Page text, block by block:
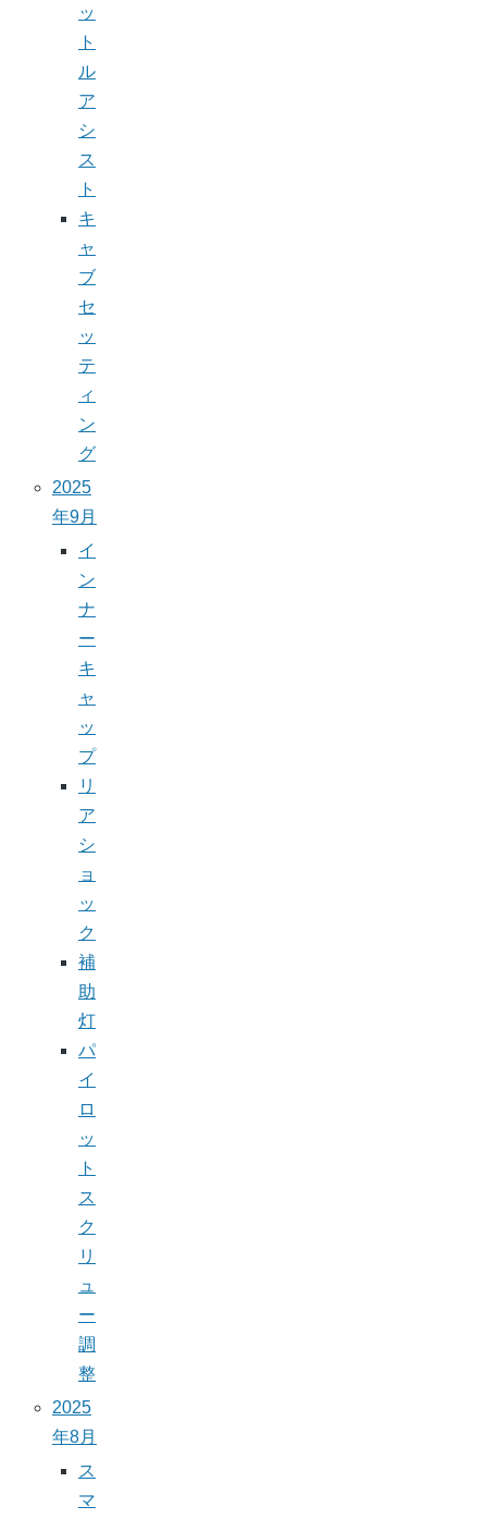
ッ
ト
ル
ア
シ
ス
ト
キ
ャ
ブ
セ
ッ
テ
ィ
ン
グ
2025
年9月
イ
ン
ナ
ー
キ
ャ
ッ
プ
リ
ア
シ
ョ
ッ
ク
補
助
灯
パ
イ
ロ
ッ
ト
ス
ク
リ
ュ
ー
調
整
2025
年8月
ス
マ